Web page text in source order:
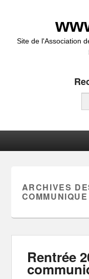
Site de l'Association
ARCHIVES
Rentrée